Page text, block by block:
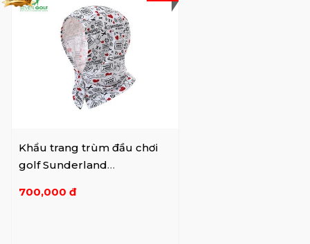
Khẩu trang trùm đầu chơi
golf Sunderland
700,000 đ